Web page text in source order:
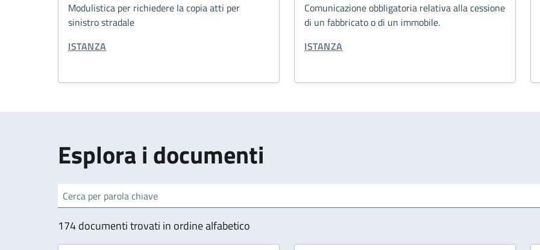
Modulistica per richiedere la copia atti per
sinistro stradale
CATEGORIA CORRELATA:
ISTANZA
Comunicazione obbligatoria relativa alla cessione
di un fabbricato o di un immobile.
CATEGORIA CORRELATA:
ISTANZA
Esplora i documenti
cerca
174 documenti trovati in ordine alfabetico